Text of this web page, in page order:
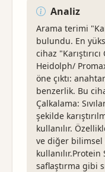
Analiz
Arama terimi
bulundu. En
cihaz
Heidolph/
öne çıktı:
benzerlik. Bu
Çalkalama:
şekilde
kullanılır.
ve diğer bilimsel
saflaştırma gibi